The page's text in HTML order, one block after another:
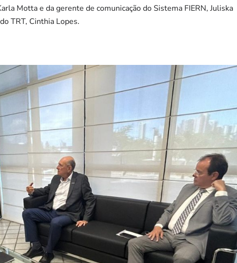
Motta e da gerente de comunicação do Sistema FIERN, Juliska
TRT, Cinthia Lopes.